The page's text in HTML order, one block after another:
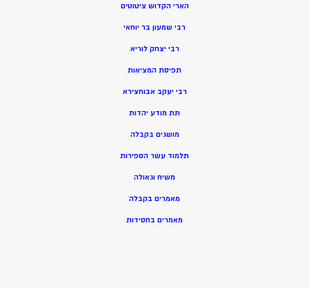
הארי הקדוש ציטוטים
רבי שמעון בר יוחאי
רבי יצחק לוריא
תפיסת המציאות
רבי יעקב אבוחצירא
תת מודע יהדות
מושגים בקבלה
תלמוד עשר הספירות
משיח וגאולה
מאמרים בקבלה
מאמרים בחסידות